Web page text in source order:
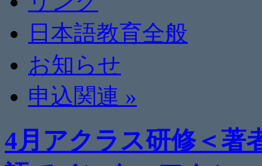
日本語教育全般
お知らせ
申込関連 »
4月アクラス研修＜著